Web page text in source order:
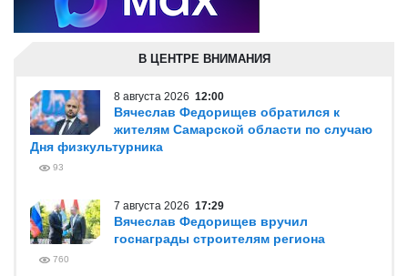
В ЦЕНТРЕ ВНИМАНИЯ
8 августа 2026 12:00
Вячеслав Федорищев обратился к
жителям Самарской области по случаю
Дня физкультурника
93
7 августа 2026 17:29
Вячеслав Федорищев вручил
госнаграды строителям региона
760